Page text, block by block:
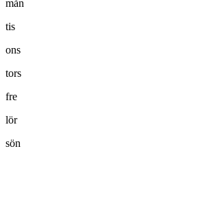
mån
tis
ons
tors
fre
lör
sön